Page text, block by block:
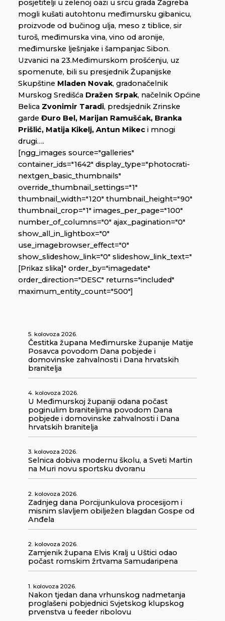
posjetitelji u zelenoj oazi u srcu grada Zagreba
mogli kušati autohtonu međimursku gibanicu,
proizvode od bučinog ulja, meso z tiblice, sir
turoš, međimurska vina, vino od aronije,
međimurske lješnjake i šampanjac Sibon.
Uzvanici na 23.Međimurskom prošćenju, uz
spomenute, bili su presjednik Županijske
Skupštine Mladen Novak, gradonačelnik
Murskog Središća Dražen Srpak, načelnik Općine
Belica Zvonimir Taradi, predsjednik Zrinske
garde Đuro Bel, Marijan Ramušćak, Branka
Prišlić, Matija Kikelj, Antun Mikec i mnogi
drugi….
[ngg_images source="galleries"
container_ids="1642" display_type="photocrati-
nextgen_basic_thumbnails"
override_thumbnail_settings="1"
thumbnail_width="120" thumbnail_height="90"
thumbnail_crop="1" images_per_page="100"
number_of_columns="0" ajax_pagination="0"
show_all_in_lightbox="0"
use_imagebrowser_effect="0"
show_slideshow_link="0" slideshow_link_text="
[Prikaz slika]" order_by="imagedate"
order_direction="DESC" returns="included"
maximum_entity_count="500"]
5. kolovoza 2026.
Čestitka župana Međimurske županije Matije
Posavca povodom Dana pobjede i
domovinske zahvalnosti i Dana hrvatskih
branitelja
4. kolovoza 2026.
U Međimurskoj županiji odana počast
poginulim braniteljima povodom Dana
pobjede i domovinske zahvalnosti i Dana
hrvatskih branitelja
3. kolovoza 2026.
Selnica dobiva modernu školu, a Sveti Martin
na Muri novu sportsku dvoranu
2. kolovoza 2026.
Zadnjeg dana Porcijunkulova procesijom i
misnim slavljem obilježen blagdan Gospe od
Anđela
2. kolovoza 2026.
Zamjenik župana Elvis Kralj u Uštici odao
počast romskim žrtvama Samudaripena
1. kolovoza 2026.
Nakon tjedan dana vrhunskog nadmetanja
proglašeni pobjednici Svjetskog klupskog
prvenstva u feeder ribolovu